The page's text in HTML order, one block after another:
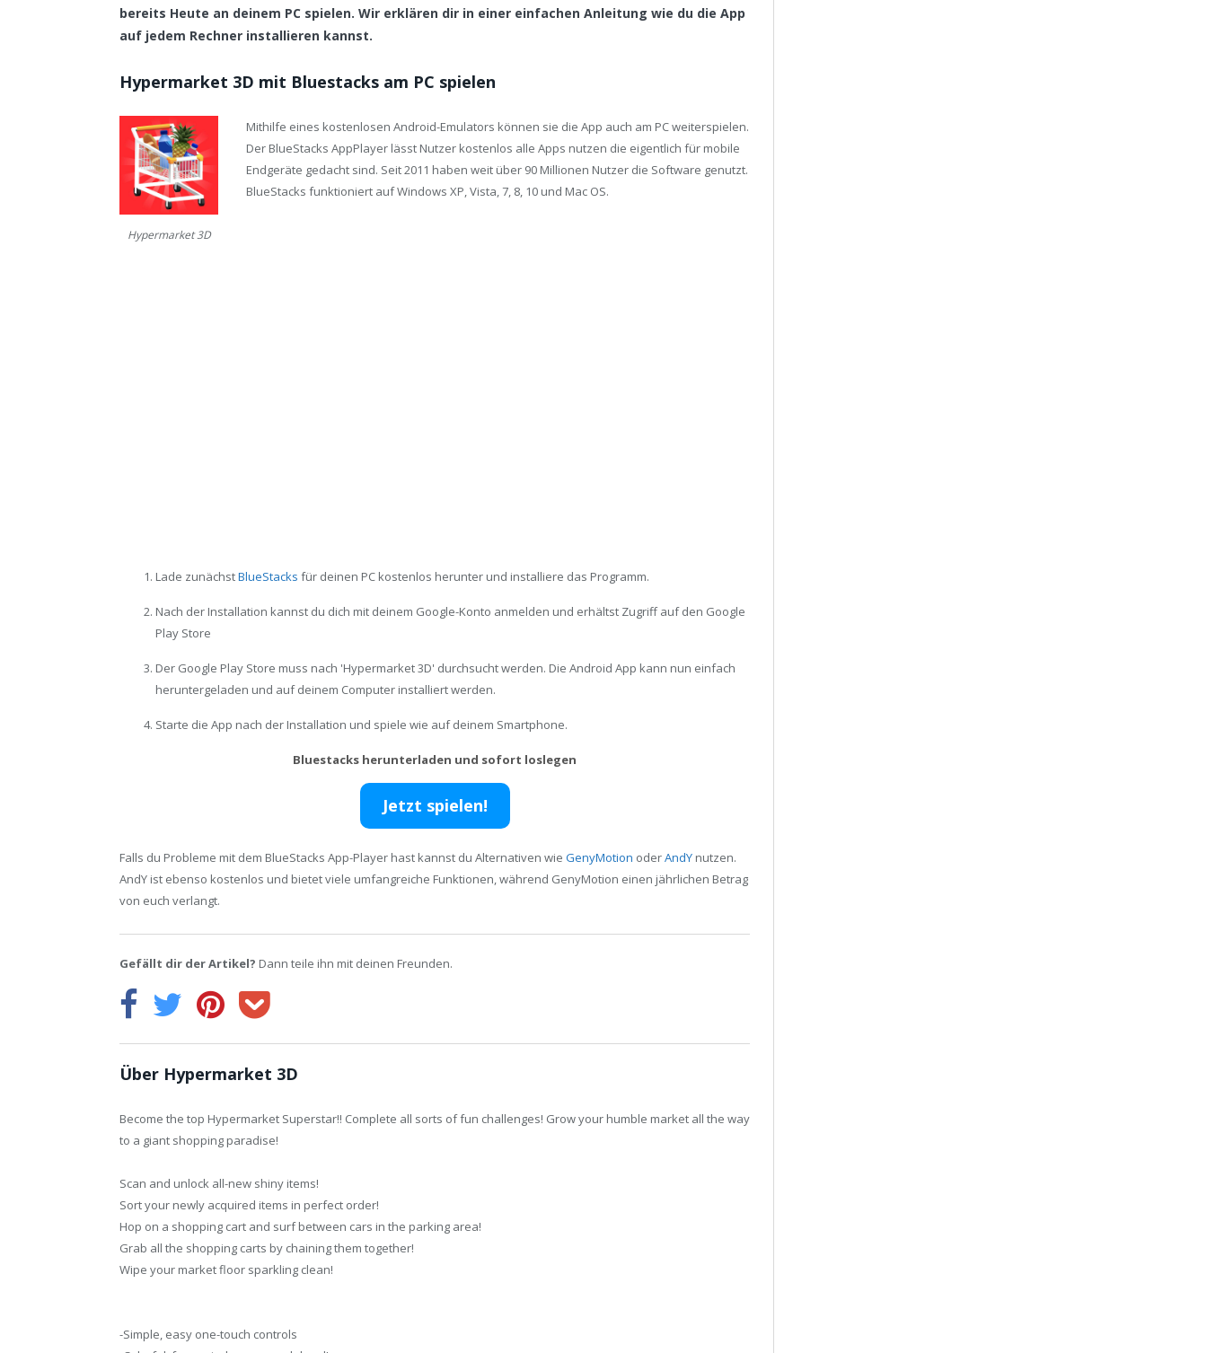
bereits Heute an deinem PC spielen. Wir erklären dir in einer einfachen Anleitung wie du die App
auf jedem Rechner installieren kannst.
Hypermarket 3D mit Bluestacks am PC spielen
Hypermarket 3D
Mithilfe eines kostenlosen Android-Emulators können sie die App auch am PC weiterspielen.
Der BlueStacks AppPlayer lässt Nutzer kostenlos alle Apps nutzen die eigentlich für mobile
Endgeräte gedacht sind. Seit 2011 haben weit über 90 Millionen Nutzer die Software genutzt.
BlueStacks funktioniert auf Windows XP, Vista, 7, 8, 10 und Mac OS.
Lade zunächstBlueStacks für deinen PC kostenlos herunter und installiere das Programm.
Nach der Installation kannst du dich mit deinem Google-Konto anmelden und erhältst Zugriff auf den Google
Play Store
Der Google Play Store muss nach 'Hypermarket 3D' durchsucht werden. Die Android App kann nun einfach
heruntergeladen und auf deinem Computer installiert werden.
Starte die App nach der Installation und spiele wie auf deinem Smartphone.
Bluestacks herunterladen und sofort loslegen
Jetzt spielen!
Falls du Probleme mit dem BlueStacks App-Player hast kannst du Alternativen wie GenyMotion oderAndY nutzen.
AndY ist ebenso kostenlos und bietet viele umfangreiche Funktionen, während GenyMotion einen jährlichen Betrag
von euch verlangt.
Gefällt dir der Artikel? Dann teile ihn mit deinen Freunden.
Über Hypermarket 3D
Become the top Hypermarket Superstar!! Complete all sorts of fun challenges! Grow your humble market all the way
to a giant shopping paradise!
Scan and unlock all-new shiny items!
Sort your newly acquired items in perfect order!
Hop on a shopping cart and surf between cars in the parking area!
Grab all the shopping carts by chaining them together!
Wipe your market floor sparkling clean!
-Simple, easy one-touch controls